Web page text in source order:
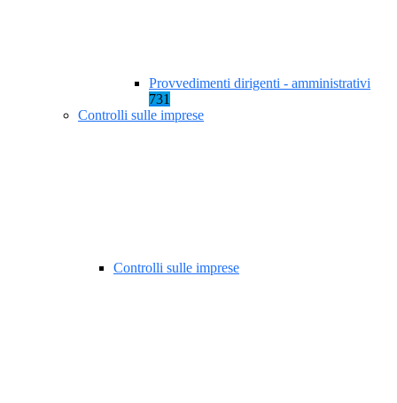
Provvedimenti dirigenti - amministrativi
731
Controlli sulle imprese
Controlli sulle imprese